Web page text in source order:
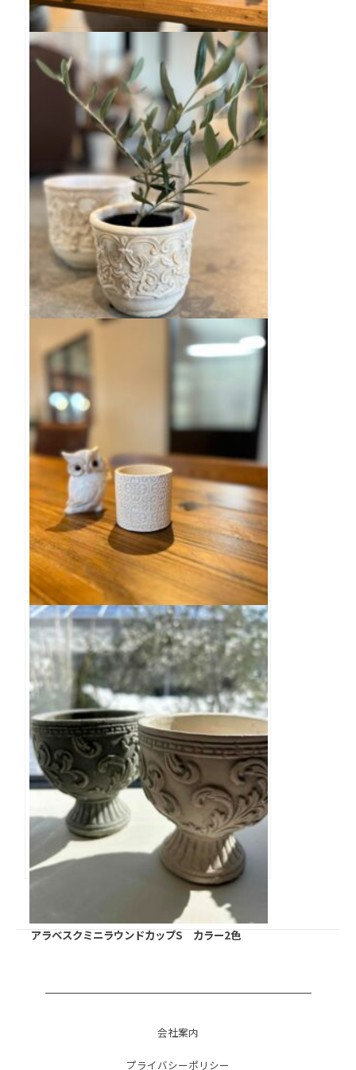
バロックオーバルS ポット
バロックラウンドSM
エスニックカラー ホワイト
アラベスクミニラウンドカップS カラー2色
会社案内
プライバシーポリシー